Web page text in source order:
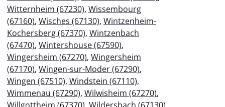
Witternheim (67230), Wissembourg
(67160), Wisches (67130), Wintzenheim-
Kochersberg (67370), Wintzenbach
(67470), Wintershouse (67590),
Wingersheim (67270), Wingersheim
(67170), Wingen-sur-Moder (67290),
Wingen (67510), Windstein (67110),
Wimmenau (67290), Wilwisheim (67270),